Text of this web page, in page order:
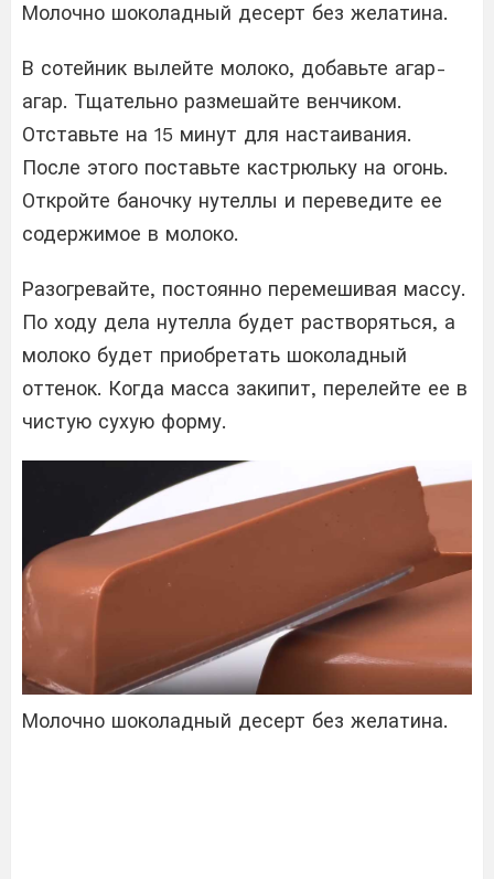
Молочно шоколадный десерт без желатина.
В сотейник вылейте молоко, добавьте агар-
агар. Тщательно размешайте венчиком.
Отставьте на 15 минут для настаивания.
После этого поставьте кастрюльку на огонь.
Откройте баночку нутеллы и переведите ее
содержимое в молоко.
Разогревайте, постоянно перемешивая массу.
По ходу дела нутелла будет растворяться, а
молоко будет приобретать шоколадный
оттенок. Когда масса закипит, перелейте ее в
чистую сухую форму.
Молочно шоколадный десерт без желатина.